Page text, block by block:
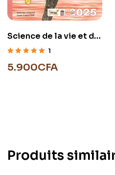
Science de la vie et de
la terre 4éme
5
1
5.900CFA
Produits